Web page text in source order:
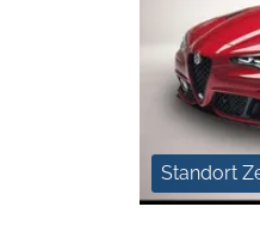
Standort